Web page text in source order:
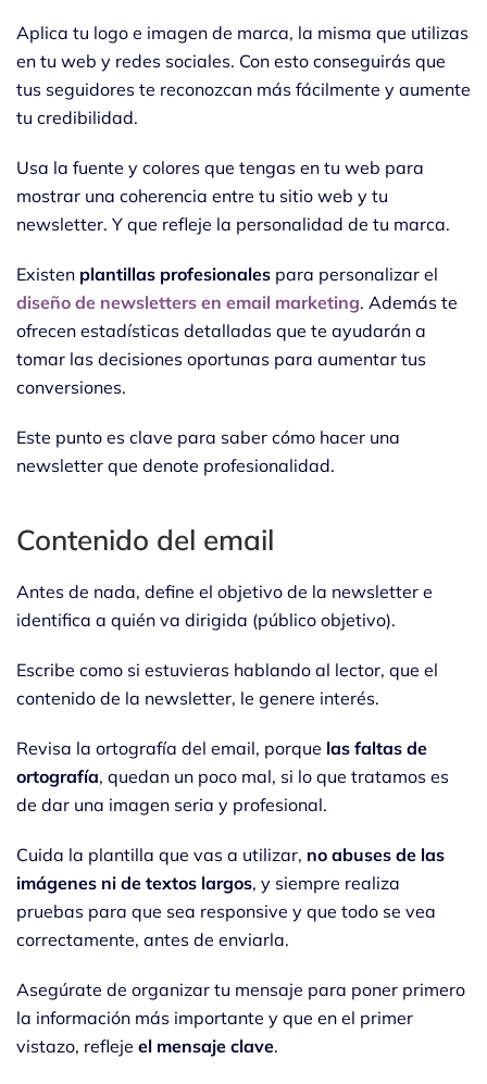
Aplica tu logo e imagen de marca, la misma que utilizas
en tu web y redes sociales. Con esto conseguirás que
tus seguidores te reconozcan más fácilmente y aumente
tu credibilidad.
Usa la fuente y colores que tengas en tu web para
mostrar una coherencia entre tu sitio web y tu
newsletter. Y que refleje la personalidad de tu marca.
Existen plantillas profesionales para personalizar el
diseño de newsletters en email marketing. Además te
ofrecen estadísticas detalladas que te ayudarán a
tomar las decisiones oportunas para aumentar tus
conversiones.
Este punto es clave para saber cómo hacer una
newsletter que denote profesionalidad.
Contenido del email
Antes de nada, define el objetivo de la newsletter e
identifica a quién va dirigida (público objetivo).
Escribe como si estuvieras hablando al lector, que el
contenido de la newsletter, le genere interés.
Revisa la ortografía del email, porque las faltas de
ortografía, quedan un poco mal, si lo que tratamos es
de dar una imagen seria y profesional.
Cuida la plantilla que vas a utilizar, no abuses de las
imágenes ni de textos largos, y siempre realiza
pruebas para que sea responsive y que todo se vea
correctamente, antes de enviarla.
Asegúrate de organizar tu mensaje para poner primero
la información más importante y que en el primer
vistazo, refleje el mensaje clave.